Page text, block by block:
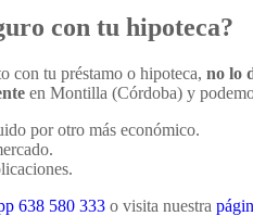
con tu hipoteca?
con tu préstamo o hipoteca, no lo
en Montilla (Córdoba) y
por otro más económico.
638 580 333 o visita nuestra